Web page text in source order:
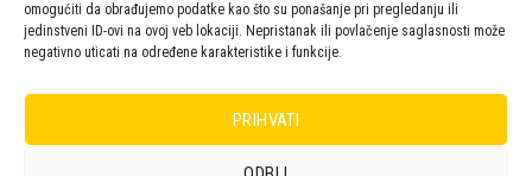
omogućiti da obrađujemo podatke kao što su ponašanje pri pregledanju ili
jedinstveni ID-ovi na ovoj veb lokaciji. Nepristanak ili povlačenje saglasnosti može
negativno uticati na određene karakteristike i funkcije.
PRIHVATI